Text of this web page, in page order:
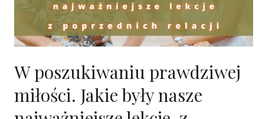
W poszukiwaniu prawdziwej
miłości. Jakie były nasze